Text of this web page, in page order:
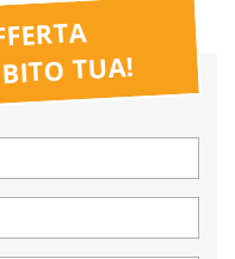
TUA!